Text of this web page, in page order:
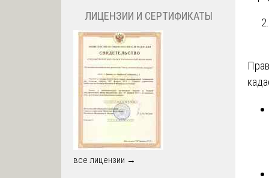
ЛИЦЕНЗИИ И СЕРТИФИКАТЫ
все лицензии →